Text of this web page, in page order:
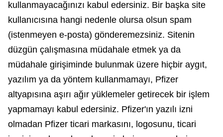
kullanmayacağınızı kabul edersiniz. Bir başka site
kullanıcısına hangi nedenle olursa olsun spam
(istenmeyen e-posta) gönderemezsiniz. Sitenin
düzgün çalışmasına müdahale etmek ya da
müdahale girişiminde bulunmak üzere hiçbir aygıt,
yazılım ya da yöntem kullanmamayı, Pfizer
altyapısına aşırı ağır yüklemeler getirecek bir işlem
yapmamayı kabul edersiniz. Pfizer'ın yazılı izni
olmadan Pfizer ticari markasını, logosunu, ticari